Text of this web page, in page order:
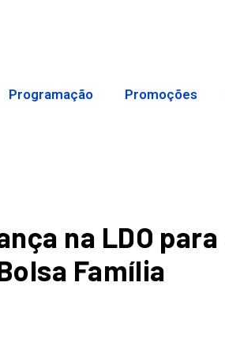
Programação Promoções
na LDO
Família